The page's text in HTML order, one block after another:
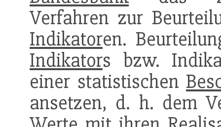
Verfahren zur
Indikatoren.
Indikators bzw.
einer statistischen
ansetzen, d. h. dem